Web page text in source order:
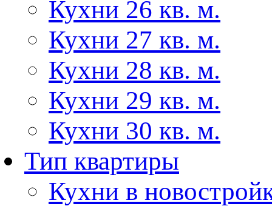
Кухни 26 кв. м.
Кухни 27 кв. м.
Кухни 28 кв. м.
Кухни 29 кв. м.
Кухни 30 кв. м.
Тип квартиры
Кухни в